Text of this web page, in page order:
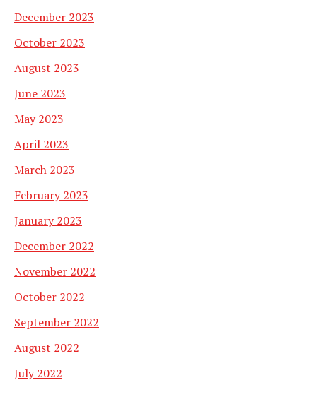
December 2023
October 2023
August 2023
June 2023
May 2023
April 2023
March 2023
February 2023
January 2023
December 2022
November 2022
October 2022
September 2022
August 2022
July 2022